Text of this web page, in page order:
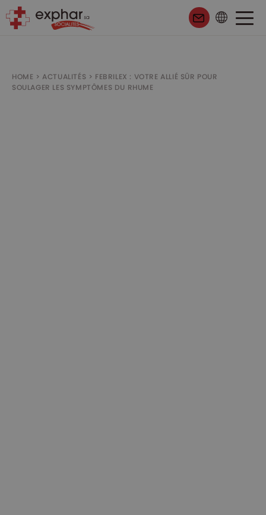
HOME > ACTUALITÉS > FEBRILEX : VOTRE ALLIÉ SÛR POUR
SOULAGER LES SYMPTÔMES DU RHUME